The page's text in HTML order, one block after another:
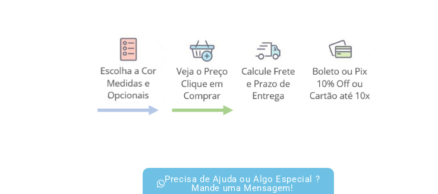
Precisa de Ajuda ou Algo Especial ?
Mande uma Mensagem!